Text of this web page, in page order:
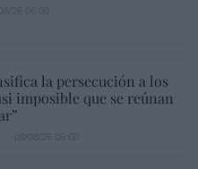
la persecución a los
imposible que se reúnan